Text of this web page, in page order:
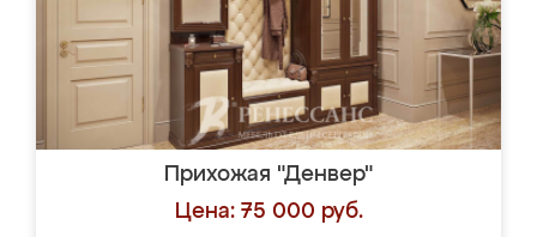
Прихожая "Денвер"
Цена: 75 000 руб.